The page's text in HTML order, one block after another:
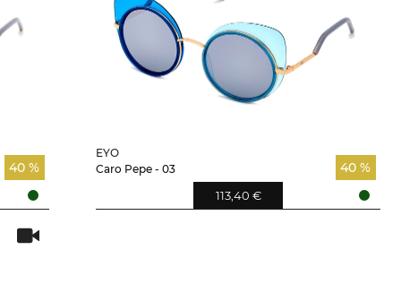
40 %
EYO
Caro Pepe - 03
40 %
113,40 €